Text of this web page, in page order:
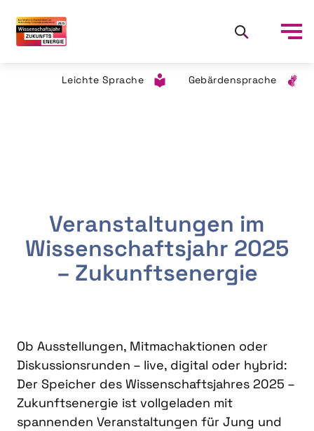
Leichte Sprache Gebärdensprache
Veranstaltungen im
Wissenschaftsjahr 2025
– Zukunftsenergie
Ob Ausstellungen, Mitmachaktionen oder
Diskussionsrunden – live, digital oder hybrid:
Der Speicher des Wissenschaftsjahres 2025 –
Zukunftsenergie ist vollgeladen mit
spannenden Veranstaltungen für Jung und